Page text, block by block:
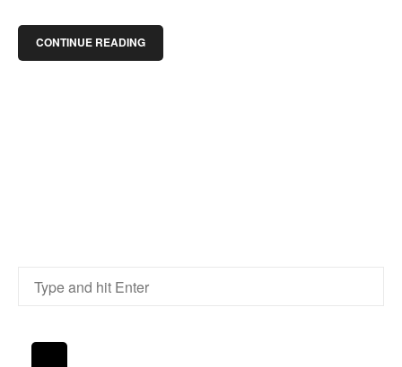
CONTINUE READING